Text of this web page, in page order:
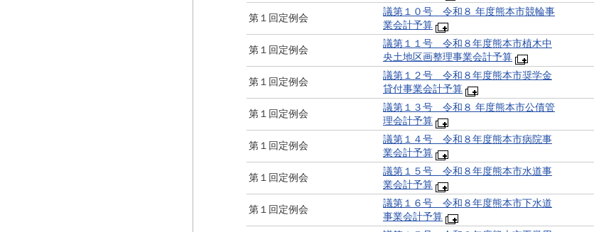
第１回定例会
議第１０号 令和８ 年度熊本市競輪事
業会計予算
第１回定例会
議第１１号 令和８年度熊本市植木中
央土地区画整理事業会計予算
第１回定例会
議第１２号 令和８年度熊本市奨学金
貸付事業会計予算
第１回定例会
議第１３号 令和８ 年度熊本市公債管
理会計予算
第１回定例会
議第１４号 令和８年度熊本市病院事
業会計予算
第１回定例会
議第１５号 令和８年度熊本市水道事
業会計予算
第１回定例会
議第１６号 令和８年度熊本市下水道
事業会計予算